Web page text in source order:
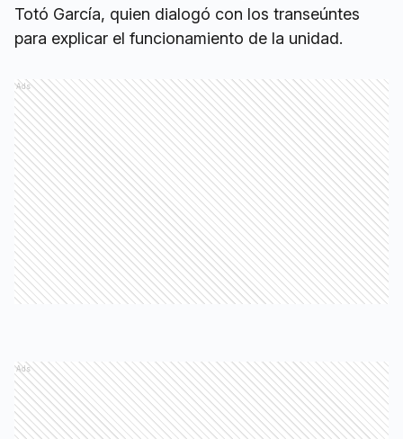
Totó García, quien dialogó con los transeúntes
para explicar el funcionamiento de la unidad.
Ads
Ads